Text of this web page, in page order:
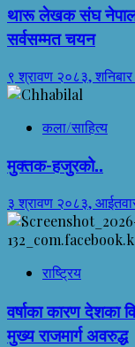
थारू लेखक संघ
सर्वसम्मत चयन
९ श्रावण २०८३,
कला/साहित्य
मुक्तक-हजुरको..
३ श्रावण २०८३,
राष्ट्रिय
वर्षाका कारण देशका
मुख्य राजमार्ग अवरुद्ध